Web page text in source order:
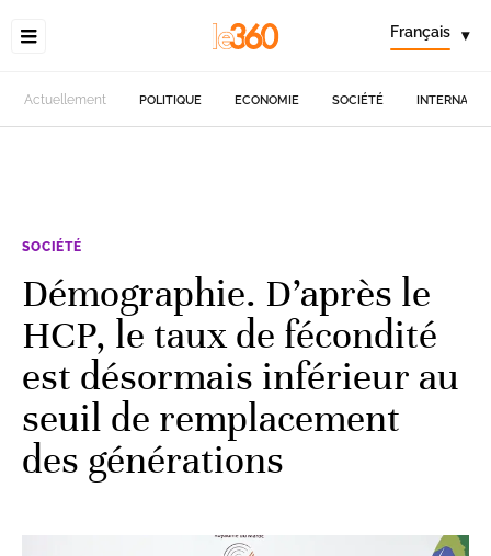
Français ▾
Actuellement POLITIQUE ECONOMIE SOCIÉTÉ
SOCIÉTÉ
Démographie. D’après le
HCP, le taux de fécondité
est désormais inférieur au
seuil de remplacement
des générations